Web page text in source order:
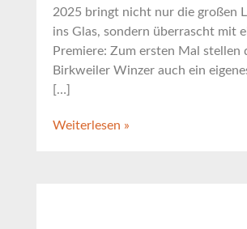
2025 bringt nicht nur die großen
ins Glas, sondern überrascht mit
Premiere: Zum ersten Mal stellen
Birkweiler Winzer auch ein
[…]
Weiterlesen »